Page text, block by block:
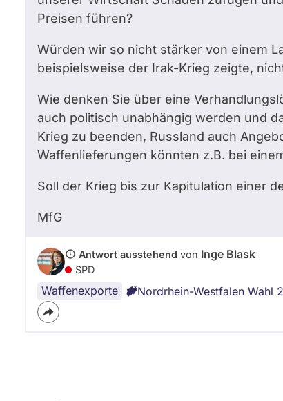
Preisen führen?
Würden wir so nicht stärker von einem
beispielsweise der Irak-Krieg zeigte,
Wie denken Sie über eine
auch politisch unabhängig werden und
Krieg zu beenden, Russland auch
Waffenlieferungen könnten z.B. bei
Soll der Krieg bis zur Kapitulation einer
MfG
Antwort ausstehend von Inge Blask
SPD
Waffenexporte Nordrhein-Westfalen Wahl